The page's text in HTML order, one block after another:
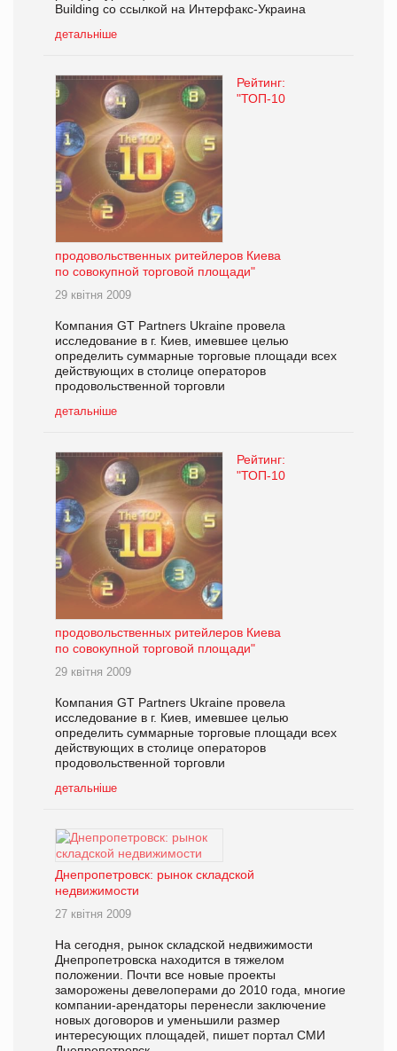
Building со ссылкой на Интерфакс-Украина
детальніше
Рейтинг:
"ТОП-10
продовольственных ритейлеров Киева
по совокупной торговой площади"
29 квітня 2009
Компания GT Partners Ukraine провела
исследование в г. Киев, имевшее целью
определить суммарные торговые площади всех
действующих в столице операторов
продовольственной торговли
детальніше
Рейтинг:
"ТОП-10
продовольственных ритейлеров Киева
по совокупной торговой площади"
29 квітня 2009
Компания GT Partners Ukraine провела
исследование в г. Киев, имевшее целью
определить суммарные торговые площади всех
действующих в столице операторов
продовольственной торговли
детальніше
Днепропетровск: рынок складской
недвижимости
27 квітня 2009
На сегодня, рынок складской недвижимости
Днепропетровска находится в тяжелом
положении. Почти все новые проекты
заморожены девелоперами до 2010 года, многие
компании-арендаторы перенесли заключение
новых договоров и уменьшили размер
интересующих площадей, пишет портал СМИ